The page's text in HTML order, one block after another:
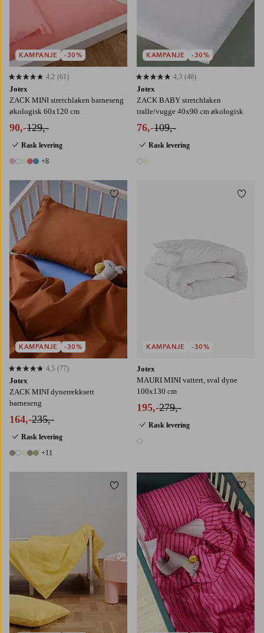
Jotex
ZACK MINI stretchlaken barneseng
økologisk 60x120 cm
90,-129,-
Rask levering
13 farger
+8
4,2 basert på 61 karaktergivninger
4,2 (61)
KAMPANJE -30%
Jotex
ZACK BABY stretchlaken
tralle/vugge 40x90 cm økologisk
76,-109,-
Rask levering
2 farger
4,3 basert på 40 karaktergivninger
4,3 (40)
KAMPANJE -30%
Jotex
ZACK MINI dynetrekksett
barneseng
164,-235,-
Rask levering
16 farger
+11
4,5 basert på 77 karaktergivninger
4,5 (77)
KAMPANJE -30%
Legg til favoritter
Jotex
MAURI MINI vattert, sval dyne
100x130 cm
195,-279,-
Rask levering
1 farge
KAMPANJE -30%
Legg til favoritter